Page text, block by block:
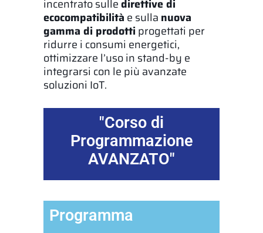
incentrato sulledirettive di
ecocompatibilità e sulla nuova
gamma di prodotti progettati per
ridurre i consumi energetici,
ottimizzare l’uso in stand-by e
integrarsi con le più avanzate
soluzioni IoT.
"Corso di
Programmazione
AVANZATO"
Programma